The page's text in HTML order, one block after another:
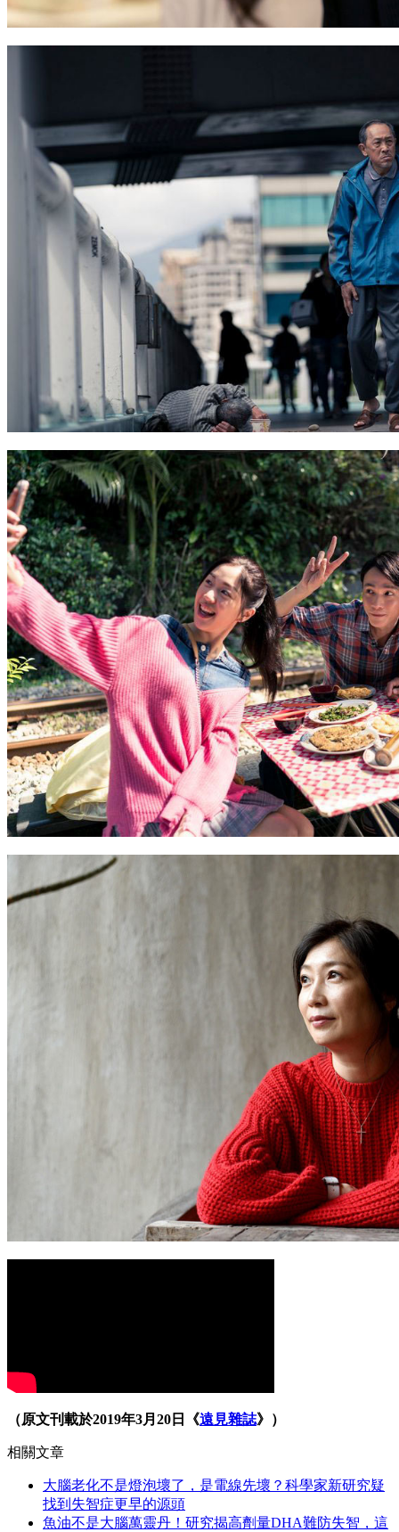
（原文刊載於2019年3月20日《遠見雜誌》）
相關文章
大腦老化不是燈泡壞了，是電線先壞？科學家新研究疑
找到失智症更早的源頭
魚油不是大腦萬靈丹！研究揭高劑量DHA難防失智，這